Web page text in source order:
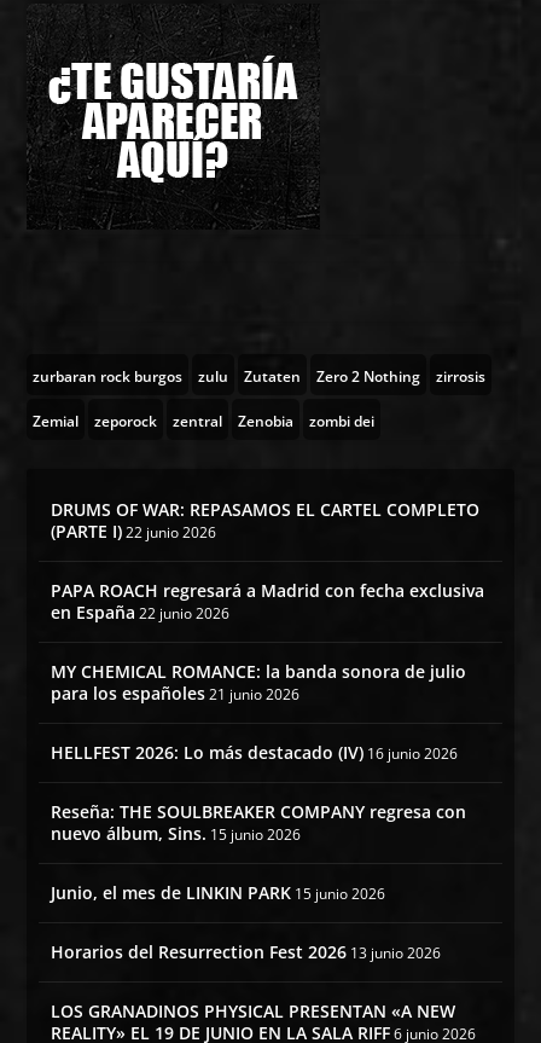
zurbaran rock burgos zulu Zutaten Zero 2 Nothing zirrosis
Zemial zeporock zentral Zenobia zombi dei
DRUMS OF WAR: REPASAMOS EL CARTEL COMPLETO
(PARTE I) 22 junio 2026
PAPA ROACH regresará a Madrid con fecha exclusiva
en España 22 junio 2026
MY CHEMICAL ROMANCE: la banda sonora de julio
para los españoles 21 junio 2026
HELLFEST 2026: Lo más destacado (IV) 16 junio 2026
Reseña: THE SOULBREAKER COMPANY regresa con
nuevo álbum, Sins. 15 junio 2026
Junio, el mes de LINKIN PARK 15 junio 2026
Horarios del Resurrection Fest 2026 13 junio 2026
LOS GRANADINOS PHYSICAL PRESENTAN «A NEW
REALITY» EL 19 DE JUNIO EN LA SALA RIFF 6 junio 2026